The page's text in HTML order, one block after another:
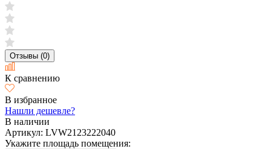
Отзывы (0)
К сравнению
В избранное
Нашли дешевле?
В наличии
Артикул: LVW2123222040
Укажите площадь помещения: